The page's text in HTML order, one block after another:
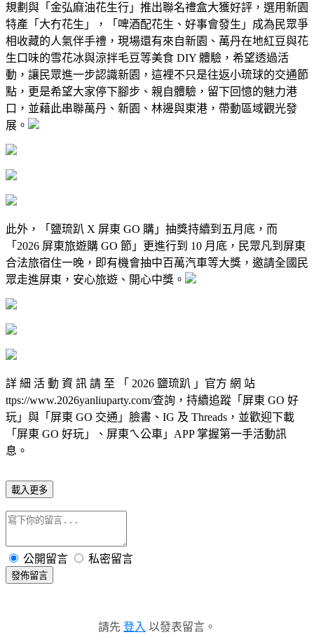
規劃與「金弘麻油花生行」推出聯名禮盒大獲好評，選用新園
特產「大冇花生」，「啤酒配花生、好事會發生」成為民眾爭
相收藏的人氣伴手禮，現場還有來自新園、萬丹在地紅豆與花
生口味的雪花冰與涼拌毛豆等美食 DIY 體驗，希望透過活
動，讓民眾進一步認識新園，這裡不只是往返小琉球的交通節
點，更是希望大家停下腳步、親自體驗，留下回憶的魅力港
口，並藉此串聯萬丹、新園、林邊與東港，帶動區域觀光發
展。
此外，「鹽琉趴 X 屏東 GO 購」抽獎持續到五月底，而
「2026 屏東旅遊購 GO 節」更進行到 10 月底，民眾凡到屏東
合法旅宿住一晚，即有機會抽中百萬汽車等大獎，邀請全國民
眾走進屏東，安心旅遊、開心中獎。
詳 細 活 動 資 訊 請 至 「 2026 鹽琉趴 」官方 網 站
ttps://www.2026yanliuparty.com/查詢，持續追蹤「屏東 GO 好
玩」與「屏東 GO 交通」臉書、IG 及 Threads，並歡迎下載
「屏東 GO 好玩」、屏東ㄟ公車」APP 掌握第一手活動訊
息。
載入更多
公開留言 私密留言
發佈留言
請先 登入 以發表留言。